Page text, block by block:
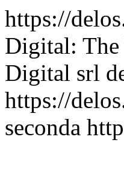
https://
Digital:
Digital srl
https://
seconda